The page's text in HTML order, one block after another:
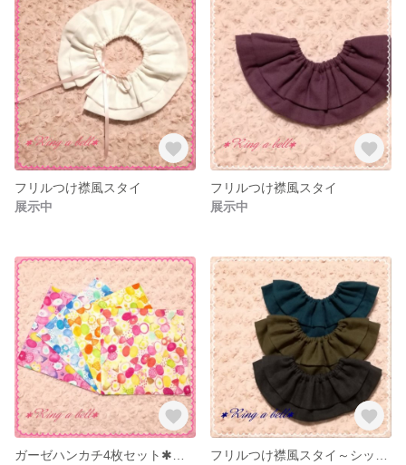
フリルつけ襟風スタイ
展示中
フリルつけ襟風スタイ
展示中